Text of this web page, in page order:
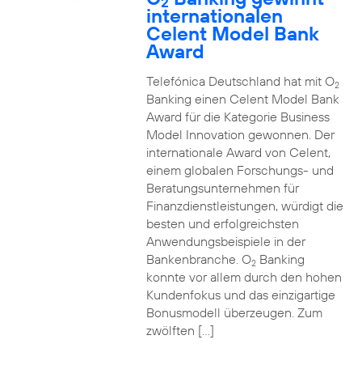
internationalen
Celent Model Bank
Award
Telefónica Deutschland hat mit O2
Banking einen Celent Model Bank
Award für die Kategorie Business
Model Innovation gewonnen. Der
internationale Award von Celent,
einem globalen Forschungs- und
Beratungsunternehmen für
Finanzdienstleistungen, würdigt die
besten und erfolgreichsten
Anwendungsbeispiele in der
Bankenbranche. O2Banking
konnte vor allem durch den hohen
Kundenfokus und das einzigartige
Bonusmodell überzeugen. Zum
zwölften […]